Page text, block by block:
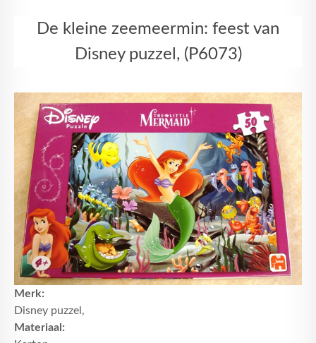
Speelgoed
Routebeschrijving
Contact
De kleine zeemeermin: feest van
Disney puzzel, (P6073)
Merk:
Disney puzzel,
Materiaal: